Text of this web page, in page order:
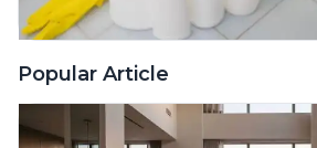
Popular Article